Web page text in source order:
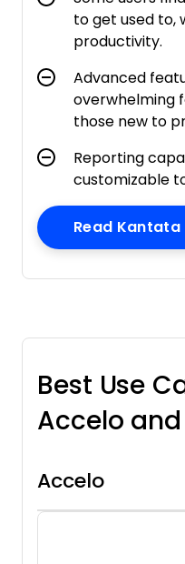
to get used to,
productivity.
Advanced
overwhelming
those new to
Reporting
customizable
Read Kantata
Best Use
Accelo
Accelo